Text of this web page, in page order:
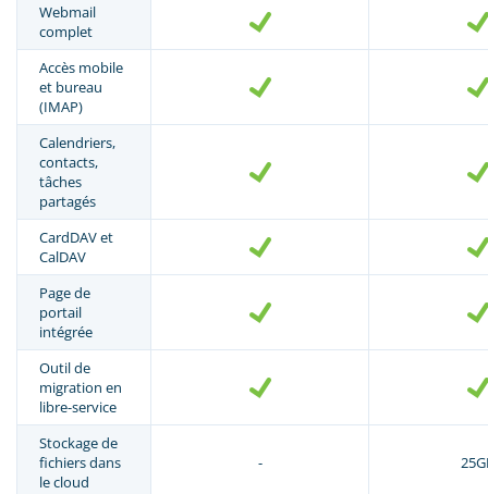
Webmail
complet
Accès mobile
et bureau
(IMAP)
Calendriers,
contacts,
tâches
partagés
CardDAV et
CalDAV
Page de
portail
intégrée
Outil de
migration en
libre-service
Stockage de
fichiers dans
le cloud
-